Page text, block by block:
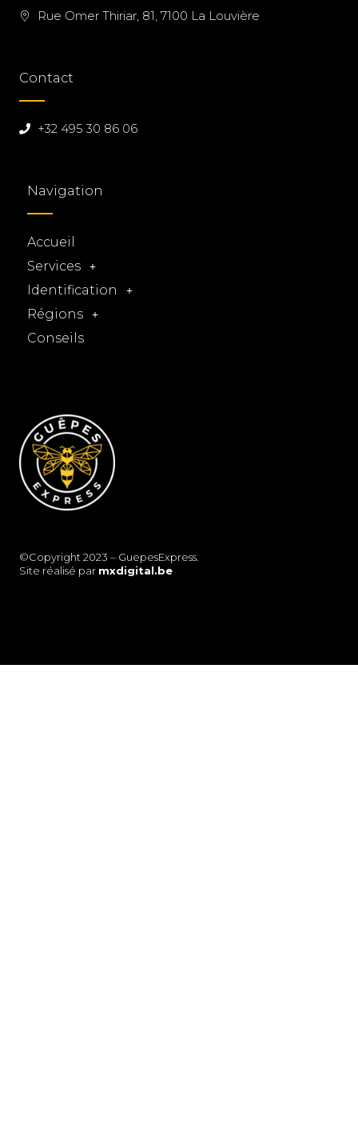
Navigation
Accueil
Services
Identification
Régions
Conseils
Contact
+32 495 30 86 06
Rue Omer Thiriar, 81, 7100 La Louvière
©Copyright 2023 – GuepesExpress.
Site réalisé par mxdigital.be